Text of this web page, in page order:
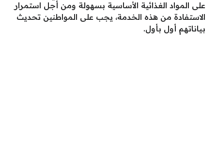
على المواد الغذائية الأساسية بسهولة ومن أجل استمرار
الاستفادة من هذه الخدمة، يجب على المواطنين تحديث
بياناتهم أول بأول.